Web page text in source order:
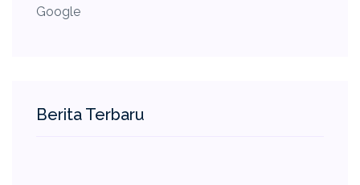
Google
Berita Terbaru